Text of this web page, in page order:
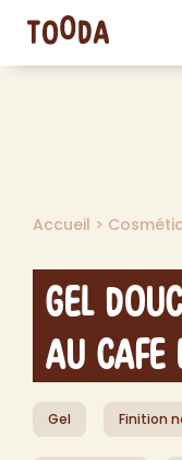
Accueil >
Gel
au Cafe
Gel Finition